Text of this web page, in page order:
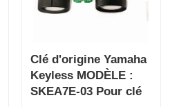
Clé d'origine Yamaha
Keyless MODÈLE :
SKEA7E-03 Pour clé